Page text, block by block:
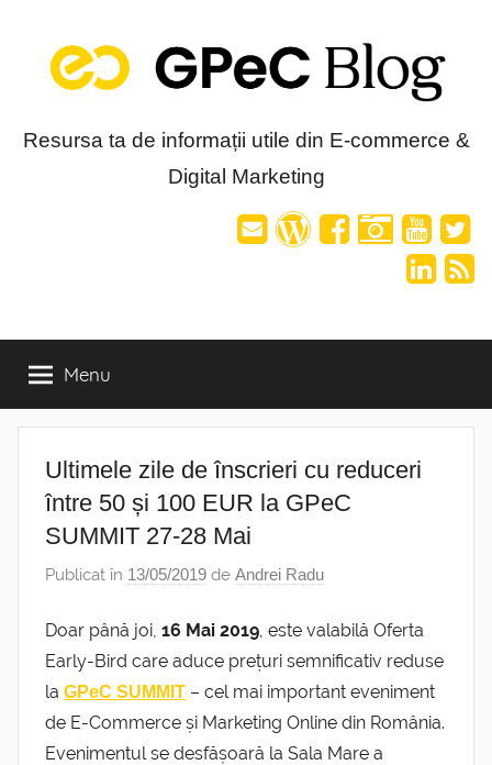
content
Blog-
Resursa ta de informații utile din E-commerce &
Digital Marketing
Menu
Ultimele zile de înscrieri cu reduceri
între 50 și 100 EUR la GPeC
SUMMIT 27-28 Mai
Publicat în 13/05/2019 de Andrei Radu
Doar până joi, 16 Mai 2019, este valabilă Oferta
Early-Bird care aduce prețuri semnificativ reduse
la GPeC SUMMIT – cel mai important eveniment
de E-Commerce și Marketing Online din România.
Evenimentul se desfășoară la Sala Mare a